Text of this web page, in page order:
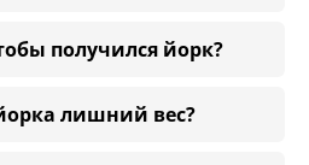
получился йорк?
лишний вес?